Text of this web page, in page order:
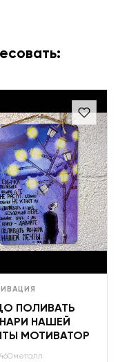
ПОЛИВАТЬ
НАШЕЙ
МОТИВАТОР